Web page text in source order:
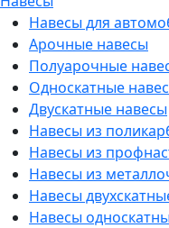
Навесы для
Арочные навесы
Полуарочные
Односкатные
Двускатные навесы
Навесы из
Навесы из
Навесы из
Навесы
Навесы